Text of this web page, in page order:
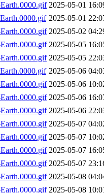
2025-05-01
2025-05-01
2025-05-02
2025-05-05
2025-05-05
2025-05-06
2025-05-06
2025-05-06
2025-05-06
2025-05-07
2025-05-07
2025-05-07
2025-05-07
2025-05-08
2025-05-08